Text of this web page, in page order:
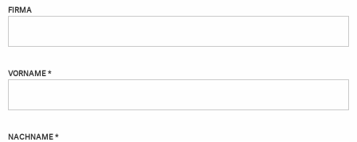
FIRMA
VORNAME *
NACHNAME *